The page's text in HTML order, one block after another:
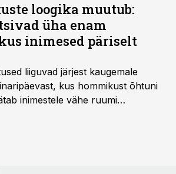
loogika muutub:
üha enam
inimesed päriselt
liiguvad järjest kaugemale
kus hommikust õhtuni
inimestele vähe ruumi